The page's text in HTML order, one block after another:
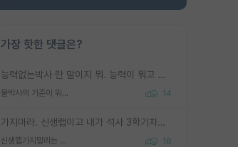
가장 핫한 댓글은?
능력없는박사 란 말이지 뭐. 능력이 뭐고 능력이 있다는게 뭔지는 사람마다 기준이 다르니까 얘기해봐야 서로 자기 기준만 얘기해서 논쟁이 끝이 안나고. 주위에서 능력있고 야심있는 신입생이 교수가 유의미한 피드백을 아예 안주면서 제대로된 과제에 참여해볼 기회도 제공하지 않고 잡일 뺑뺑이만 돌려서 맨날 단순작업만 하면서 밤새다가 눈빛이 점점 죽어가는걸 본 사람은 물박사는 교수탓이라고 하고, 교수는 이것저것 알려도 주고 기회도 주고 사수 동기 붙여주면서 어떻게든 끌고가려고 하는데 본인이 매일 뺀질거리면서 출근 하는둥마는둥 하다가 기껏 와서도 폰이나 쳐다보다가 실험 망치고 저녁약속있어서 먼저 가볼게요~ 하는걸 본 사람은 물박사는 본인탓이라고 함.
물박사의 기준이 뭐임? 14
가지마라. 신생랩이고 내가 석사 3학기차인데 최고참인데 나도 아무것도 모르는데 교수가 후배들 왜 논문 교육 안시키냐. 논문 왜 안 써오냐 닦달한다
신생랩가지말라는 이유가 있었구나 18